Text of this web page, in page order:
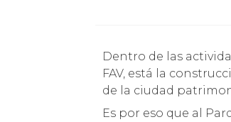
Dentro de las actividades que tiene contemplado el Festival de las Artes de Valparaíso,
FAV, está la
de la ciudad
Es por eso que al